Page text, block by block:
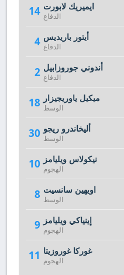
14 ايميريك لابورت
الدفاع
4 أيتور باريديس
الدفاع
2 أندوني جوروزابيل
الدفاع
18 ميكيل ياوريجيزار
الوسط
30 أليخاندرو ريجو
الوسط
10 نيكولاس ويليامز
الهجوم
8 اويهين سانسيت
الوسط
9 إينياكي ويليامز
الهجوم
11 غوركا غوروزيتا
الهجوم